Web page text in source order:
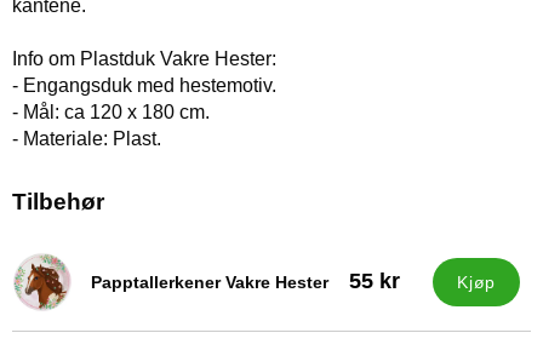
kantene.
Info om Plastduk Vakre Hester:
- Engangsduk med hestemotiv.
- Mål: ca 120 x 180 cm.
- Materiale: Plast.
Tilbehør
Papptallerkener Vakre Hester
Varenummer 29680 55 kr Kjøp